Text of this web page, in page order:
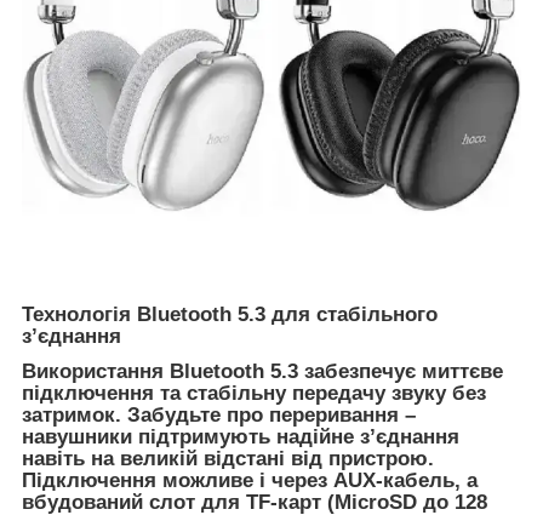
Технологія Bluetooth 5.3 для стабільного
з’єднання
Використання Bluetooth 5.3 забезпечує миттєве
підключення та стабільну передачу звуку без
затримок. Забудьте про переривання –
навушники підтримують надійне з’єднання
навіть на великій відстані від пристрою.
Підключення можливе і через AUX-кабель, а
вбудований слот для TF-карт (MicroSD до 128